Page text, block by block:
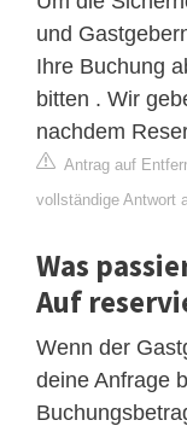
und
Ihre Buchung
bitten . Wir
nachdem
Antrag auf
vollständige Antwort
Was
Auf
Wenn der
deine Anfrage